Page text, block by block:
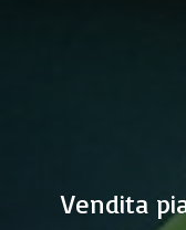
Vendita